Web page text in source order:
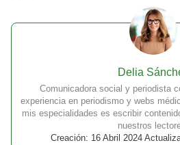
Delia
Comunicadora social y periodista
experiencia en periodismo y webs
mis especialidades es escribir
nuestros
Creación: 16 Abril 2024